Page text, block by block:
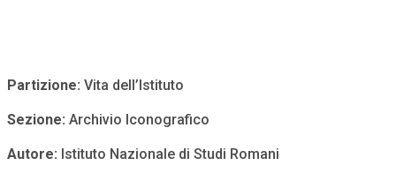
Partizione: Vita dell’Istituto
Sezione: Archivio Iconografico
Autore: Istituto Nazionale di Studi Romani